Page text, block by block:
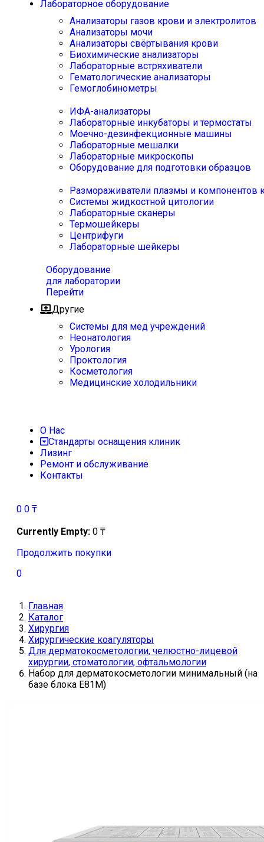
Лабораторное оборудование
Анализаторы газов крови и электролитов
Анализаторы мочи
Анализаторы свёртывания крови
Биохимические анализаторы
Лабораторные встряхиватели
Гематологические анализаторы
Гемоглобинометры
ИФА-анализаторы
Лабораторные инкубаторы и термостаты
Моечно-дезинфекционные машины
Лабораторные мешалки
Лабораторные микроскопы
Оборудование для подготовки образцов
Размораживатели плазмы и компонентов
Системы жидкостной цитологии
Лабораторные сканеры
Термошейкеры
Центрифуги
Лабораторные шейкеры
Оборудование
для лаборатории
Перейти
Другие
Системы для мед учреждений
Неонатология
Урология
Проктология
Косметология
Медицинские холодильники
О Нас
Стандарты оснащения клиник
Лизинг
Ремонт и обслуживание
Контакты
0 0 ₸
Currently Empty: 0 ₸
Продолжить покупки
0
Главная
Каталог
Хирургия
Хирургические коагуляторы
Для дерматокосметологии, челюстно-лицевой
хирургии, стоматологии, офтальмологии
Набор для дерматокосметологии минимальный (на
базе блока Е81М)